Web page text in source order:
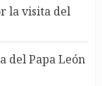
la visita del
del Papa León